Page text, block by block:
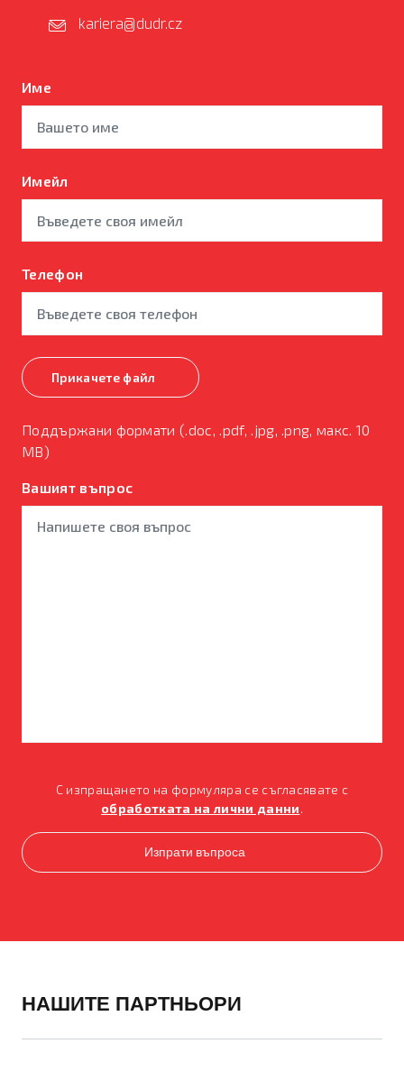
kariera@dudr.cz
Име
Имейл
Телефон
Прикачете файл
Поддържани формати (.doc, .pdf, .jpg, .png, макс. 10
MB)
Вашият въпрос
С изпращането на формуляра се съгласявате с
обработката на лични данни.
НАШИТЕ ПАРТНЬОРИ